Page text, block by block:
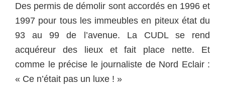
Des permis de démolir sont accordés en 1996 et
1997 pour tous les immeubles en piteux état du
93 au 99 de l’avenue. La CUDL se rend
acquéreur des lieux et fait place nette. Et
comme le précise le journaliste de Nord Eclair :
« Ce n’était pas un luxe ! »